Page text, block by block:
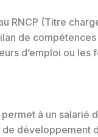
RNCP (Titre
de
d’emploi ou
à un
développement